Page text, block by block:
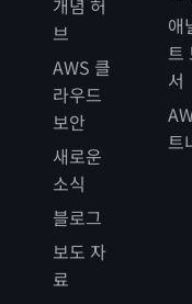
개념 허
브
AWS 클
라우드
보안
새로운
소식
블로그
보도 자
료
애
트
서
트